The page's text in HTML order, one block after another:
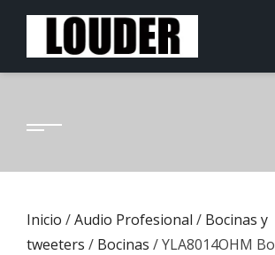
Saltar
contenido
Inicio /Audio Profesional / Bocinas y
tweeters / Bocinas / YLA8014OHM